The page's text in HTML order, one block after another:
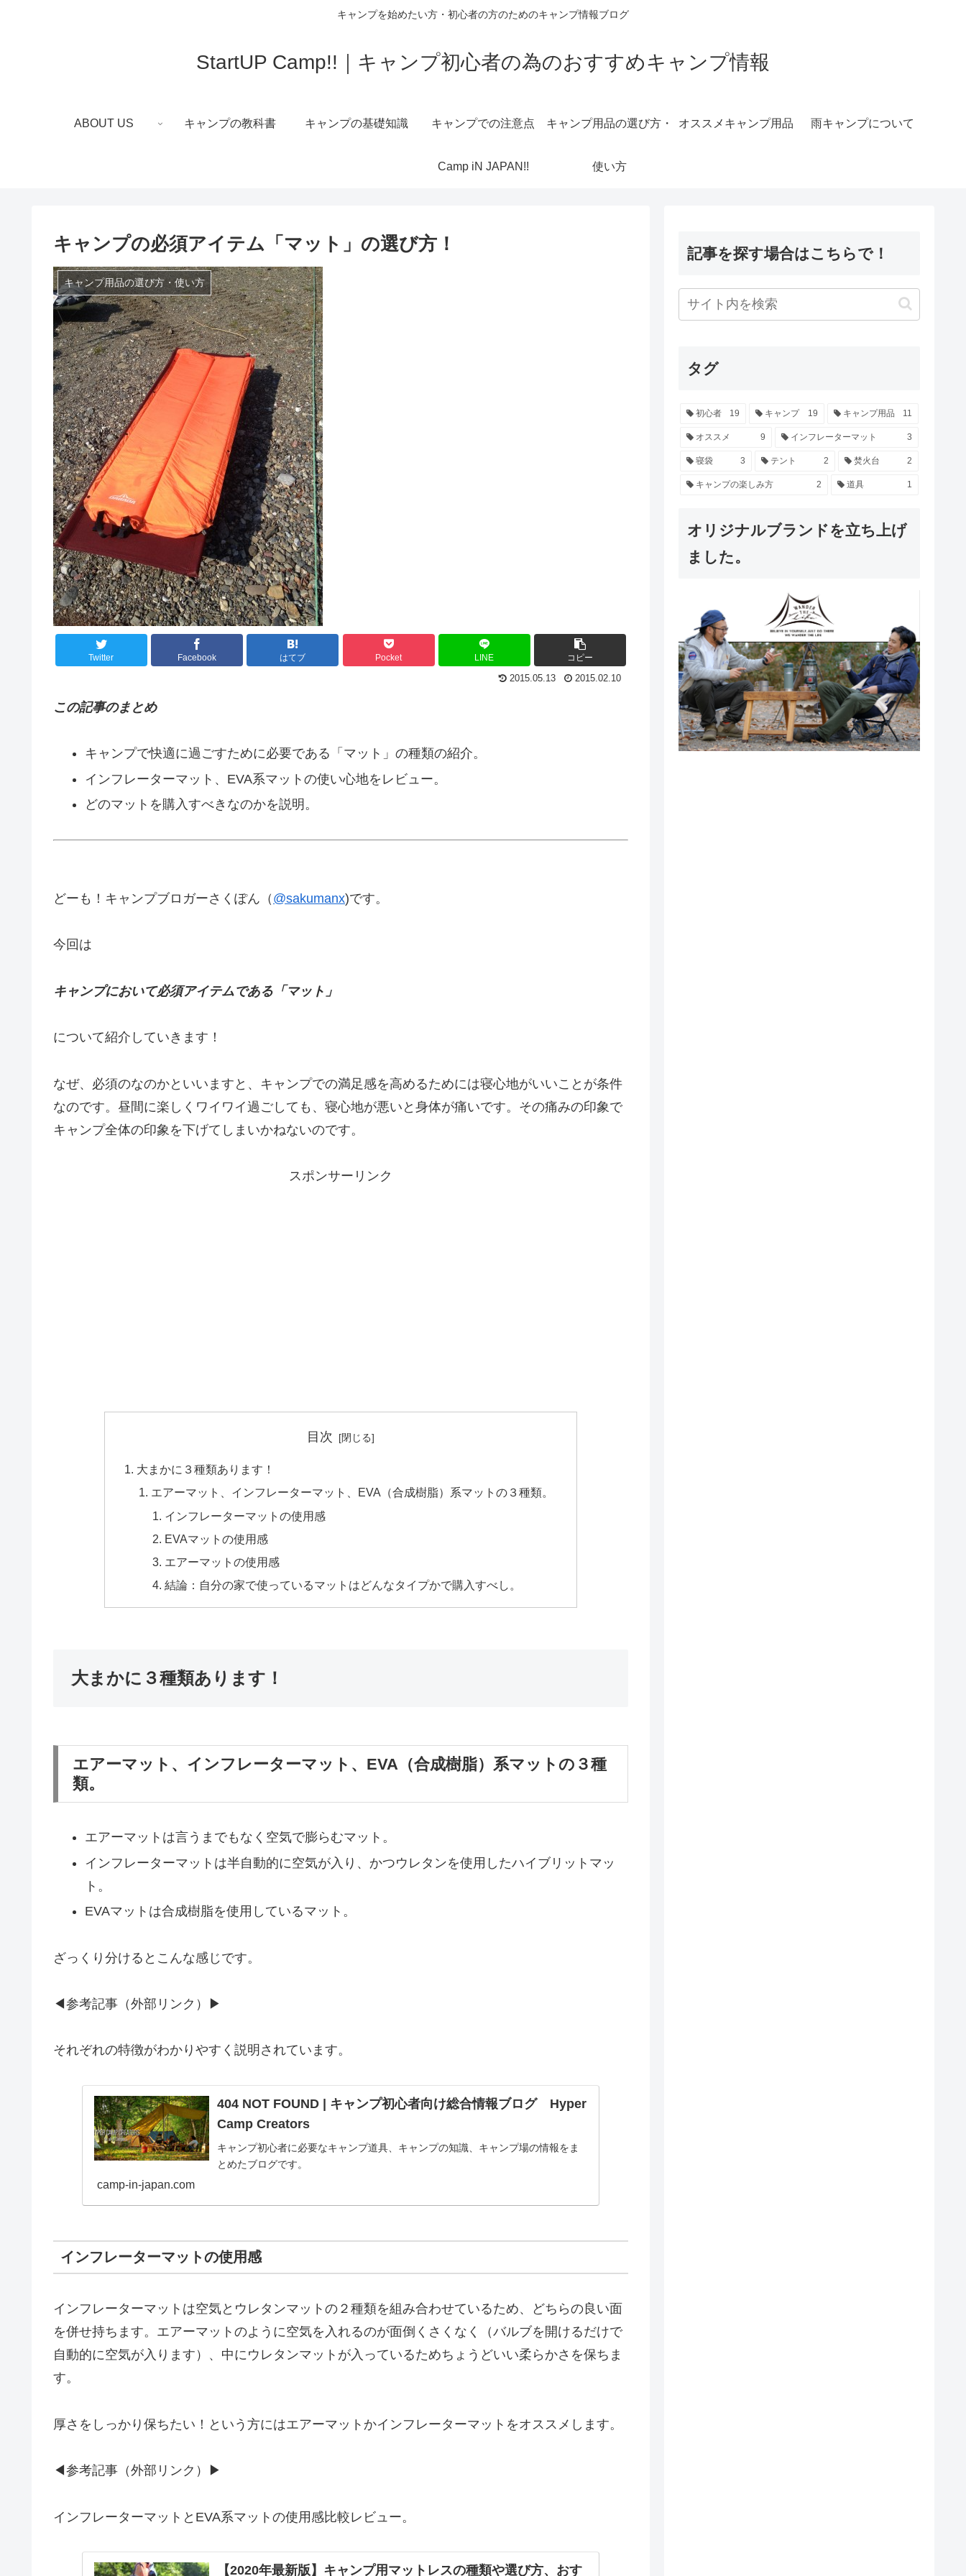
キャンプを始めたい方・初心者の方のためのキャンプ情報ブログ
StartUP Camp!!｜キャンプ初心者の為のおすすめキャンプ情報
ABOUT US キャンプの教科書 キャンプの基礎知識 キャンプでの注意点 キャンプ用品の選び方・
使い方
オススメキャンプ用品 雨キャンプについて
Camp iN JAPAN!!
キャンプの必須アイテム「マット」の選び方！
キャンプ用品の選び方・使い方
Twitter Facebook はてブ Pocket LINE コピー
2015.05.13 2015.02.10
この記事のまとめ
キャンプで快適に過ごすために必要である「マット」の種類の紹介。
インフレーターマット、EVA系マットの使い心地をレビュー。
どのマットを購入すべきなのかを説明。
どーも！キャンプブロガーさくぽん（ @sakumanx)です。
今回は
キャンプにおいて必須アイテムである「マット」
について紹介していきます！
なぜ、必須のなのかといいますと、キャンプでの満足感を高めるためには寝心地がいいことが条件
なのです。昼間に楽しくワイワイ過ごしても、寝心地が悪いと身体が痛いです。その痛みの印象で
キャンプ全体の印象を下げてしまいかねないのです。
スポンサーリンク
目次
大まかに３種類あります！
エアーマット、インフレーターマット、EVA（合成樹脂）系マットの３種類。
インフレーターマットの使用感
EVAマットの使用感
エアーマットの使用感
結論：自分の家で使っているマットはどんなタイプかで購入すべし。
大まかに３種類あります！
エアーマット、インフレーターマット、EVA（合成樹脂）系マットの３種
類。
エアーマットは言うまでもなく空気で膨らむマット。
インフレーターマットは半自動的に空気が入り、かつウレタンを使用したハイブリットマッ
ト。
EVAマットは合成樹脂を使用しているマット。
ざっくり分けるとこんな感じです。
◀参考記事（外部リンク）▶
それぞれの特徴がわかりやすく説明されています。
404 NOT FOUND | キャンプ初心者向け総合情報ブログ Hyper
Camp Creators
キャンプ初心者に必要なキャンプ道具、キャンプの知識、キャンプ場の情報をま
とめたブログです。
camp-in-japan.com
インフレーターマットの使用感
インフレーターマットは空気とウレタンマットの２種類を組み合わせているため、どちらの良い面
を併せ持ちます。エアーマットのように空気を入れるのが面倒くさくなく（バルブを開けるだけで
自動的に空気が入ります）、中にウレタンマットが入っているためちょうどいい柔らかさを保ちま
す。
厚さをしっかり保ちたい！という方にはエアーマットかインフレーターマットをオススメします。
◀参考記事（外部リンク）▶
インフレーターマットとEVA系マットの使用感比較レビュー。
【2020年最新版】キャンプ用マットレスの種類や選び方、おす
記事を探す場合はこちらで！
タグ
初心者 19 キャンプ 19 キャンプ用品 11
オススメ 9 インフレーターマット 3
寝袋 3 テント 2 焚火台 2
キャンプの楽しみ方 2 道具 1
オリジナルブランドを立ち上げ
ました。